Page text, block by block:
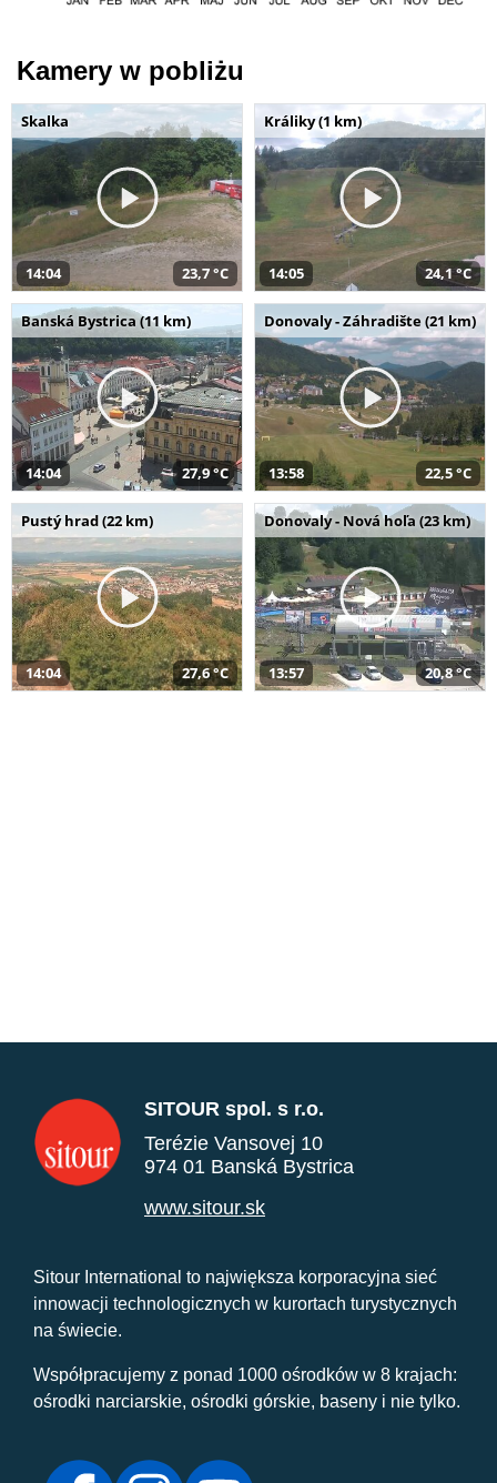
Kamery w pobliżu
Skalka
14:04 23,7 °C
Králiky (1 km)
14:05 24,1 °C
Banská Bystrica (11 km)
14:04 27,9 °C
Donovaly - Záhradište (21 km)
13:58 22,5 °C
Pustý hrad (22 km)
14:04 27,6 °C
Donovaly - Nová hoľa (23 km)
13:57 20,8 °C
SITOUR spol. s r.o.
Terézie Vansovej 10
974 01 Banská Bystrica
www.sitour.sk
Sitour International to największa korporacyjna sieć
innowacji technologicznych w kurortach turystycznych
na świecie.
Współpracujemy z ponad 1000 ośrodków w 8 krajach:
ośrodki narciarskie, ośrodki górskie, baseny i nie tylko.